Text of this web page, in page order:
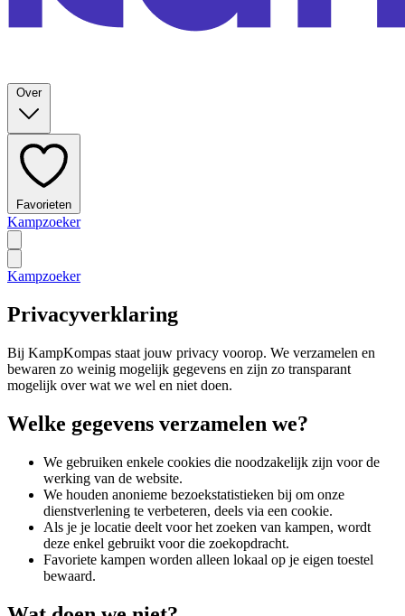
Over
Favorieten
Kampzoeker
Kampzoeker
Privacyverklaring
Bij KampKompas staat jouw privacy voorop. We verzamelen en
bewaren zo weinig mogelijk gegevens en zijn zo transparant
mogelijk over wat we wel en niet doen.
Welke gegevens verzamelen we?
We gebruiken enkele cookies die noodzakelijk zijn voor de
werking van de website.
We houden anonieme bezoekstatistieken bij om onze
dienstverlening te verbeteren, deels via een cookie.
Als je je locatie deelt voor het zoeken van kampen, wordt
deze enkel gebruikt voor die zoekopdracht.
Favoriete kampen worden alleen lokaal op je eigen toestel
bewaard.